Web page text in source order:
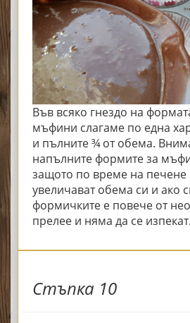
Във всяко гнездо на
мъфини слагаме по една
и пълните ¾ от обема.
напълните формите за
защото по време на печене
увеличават обема си и ако
формичките е повече от
прелее и няма да се изпекат.
Стъпка 10